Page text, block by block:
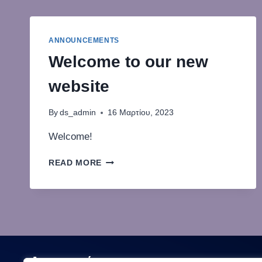
ANNOUNCEMENTS
Welcome to our new
website
By ds_admin 16 Μαρτίου, 2023
Welcome!
READ MORE